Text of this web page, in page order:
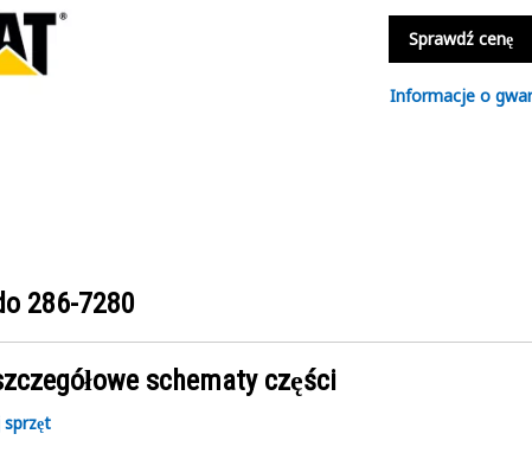
Sprawdź cenę
Informacje o
286-7280
schematy części